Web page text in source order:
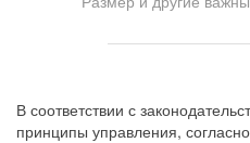
В соответствии с
принципы управления,